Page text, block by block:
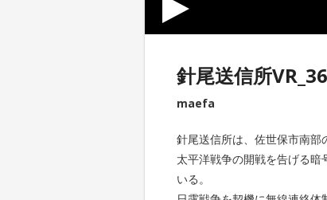
針尾送信所
maefa
針尾送信所は、佐世保市南部
太平洋戦争の開戦を告げる
いる。